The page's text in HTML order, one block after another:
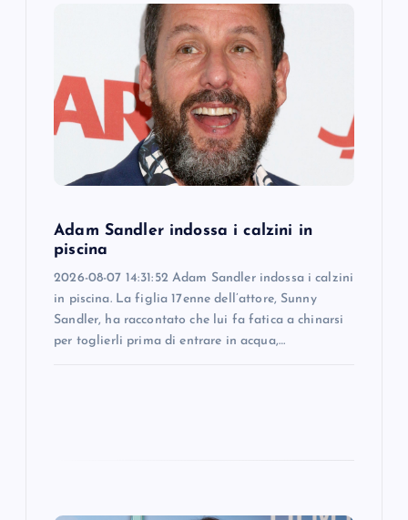
Adam Sandler indossa i calzini in
piscina
2026-08-07 14:31:52 Adam Sandler indossa i calzini
in piscina. La figlia 17enne dell’attore, Sunny
Sandler, ha raccontato che lui fa fatica a chinarsi
per toglierli prima di entrare in acqua,…